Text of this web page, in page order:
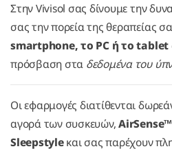
Στην Vivisol σας δίνουμε την
σας την πορεία της θεραπείας
smartphone, το PC ή το tablet
πρόσβαση στα δεδομένα του
Οι εφαρμογές διατίθενται
αγορά των συσκευών,
Sleepstyleκαι σας παρέχουν